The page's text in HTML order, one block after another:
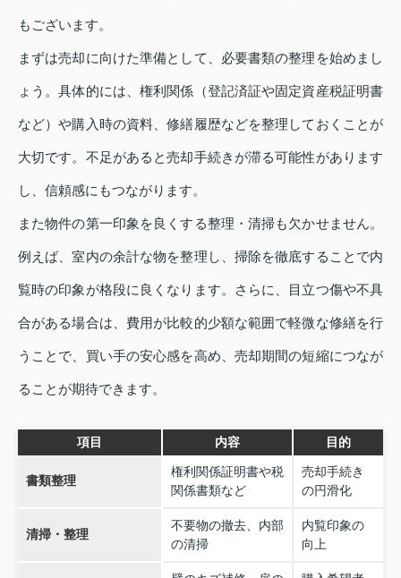
もございます。
まずは売却に向けた準備として、必要書類の整理を始めまし
ょう。具体的には、権利関係（登記済証や固定資産税証明書
など）や購入時の資料、修繕履歴などを整理しておくことが
大切です。不足があると売却手続きが滞る可能性があります
し、信頼感にもつながります。
また物件の第一印象を良くする整理・清掃も欠かせません。
例えば、室内の余計な物を整理し、掃除を徹底することで内
覧時の印象が格段に良くなります。さらに、目立つ傷や不具
合がある場合は、費用が比較的少額な範囲で軽微な修繕を行
うことで、買い手の安心感を高め、売却期間の短縮につなが
ることが期待できます。
項目 内容 目的
書類整理
権利関係証明書や税
関係書類など
売却手続き
の円滑化
清掃・整理
不要物の撤去、内部
の清掃
内覧印象の
向上